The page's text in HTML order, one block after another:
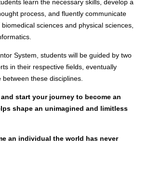
learn the necessary skills, develop a
process, and fluently communicate
sciences and physical sciences,
System, students will be guided by two
in their respective fields, eventually
these disciplines.
start your journey to become an
shape an unimagined and limitless
an individual the world has never